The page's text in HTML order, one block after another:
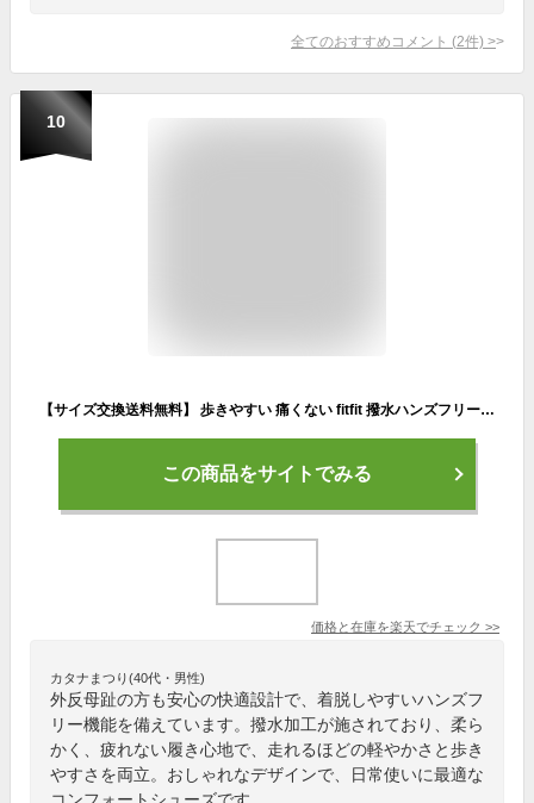
全てのおすすめコメント (2件) >
10
【サイズ交換送料無料】 歩きやすい 痛くない fitfit 撥水ハンズフリーソフトスニーカー コンフォートシューズ レディース おしゃれ スニーカー 疲れない 走れる 柔らかい 靴 フィットフィット 外反母趾
この商品をサイトでみる
価格と在庫を楽天でチェック >>
カタナまつり(40代・男性)
外反母趾の方も安心の快適設計で、着脱しやすいハンズフ
リー機能を備えています。撥水加工が施されており、柔ら
かく、疲れない履き心地で、走れるほどの軽やかさと歩き
やすさを両立。おしゃれなデザインで、日常使いに最適な